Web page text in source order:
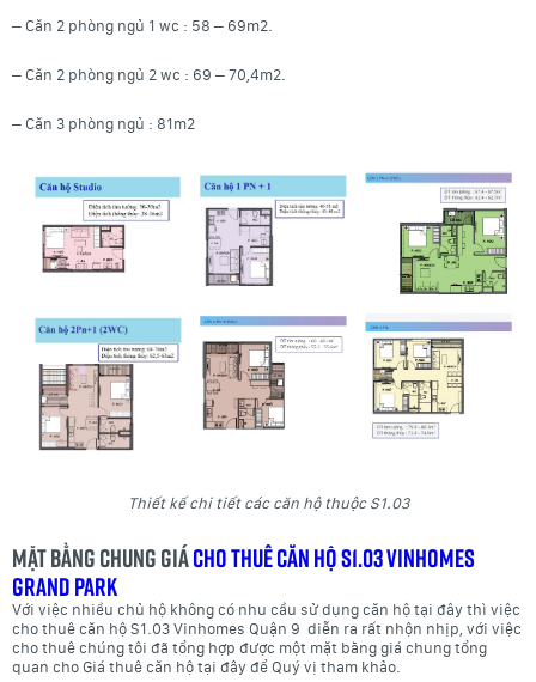
– Căn 2 phòng ngủ 1 wc : 58 – 69m2.
– Căn 2 phòng ngủ 2 wc : 69 – 70,4m2.
– Căn 3 phòng ngủ : 81m2
Thiết kế chi tiết các căn hộ thuộc S1.03
Mặt bằng chung Giácho thuê căn hộ S1.03 Vinhomes
Grand Park
Với việc nhiều chủ hộ không có nhu cầu sử dụng căn hộ tại đây thì việc
cho thuê căn hộ S1.03 Vinhomes Quận 9 diễn ra rất nhộn nhịp, với việc
cho thuê chúng tôi đã tổng hợp được một mặt bằng giá chung tổng
quan cho Giá thuê căn hộ tại đây để Quý vị tham khảo.